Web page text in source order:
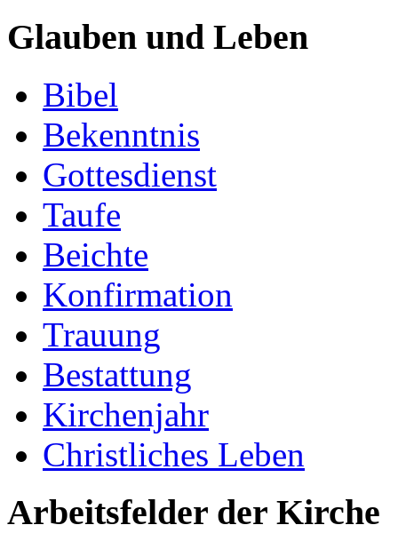
Glauben und Leben
Bibel
Bekenntnis
Gottesdienst
Taufe
Beichte
Konfirmation
Trauung
Bestattung
Kirchenjahr
Christliches Leben
Arbeitsfelder der Kirche